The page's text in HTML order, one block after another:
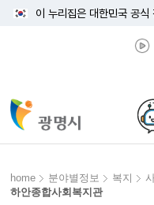
이 누리집은 대한민국 공식
home 분야별정보 복지
하안종합사회복지관